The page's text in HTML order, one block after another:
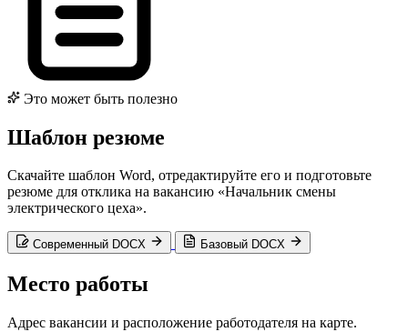
Это может быть полезно
Шаблон резюме
Скачайте шаблон Word, отредактируйте его и подготовьте
резюме для отклика на вакансию «Начальник смены
электрического цеха».
Современный DOCX Базовый DOCX
Место работы
Адрес вакансии и расположение работодателя на карте.